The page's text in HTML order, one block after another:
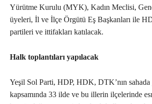
Yürütme Kurulu (MYK), Kadın Meclisi,
üyeleri, İl ve İlçe Örgütü Eş Başkanları ile
partileri ve ittifakları katılacak.
Halk toplantıları yapılacak
Yeşil Sol Parti, HDP, HDK, DTK’nın sahada
kapsamında 33 ilde ve bu illerin ilçelerinde